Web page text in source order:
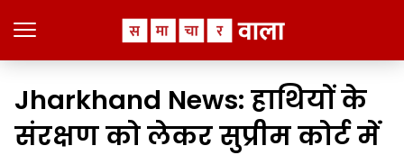
Jharkhand News: हाथियों के
संरक्षण को लेकर सुप्रीम कोर्ट में